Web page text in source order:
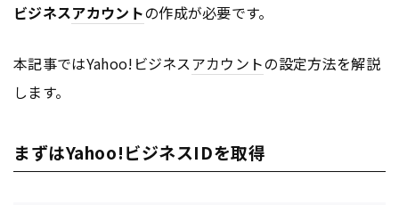
ビジネスアカウントの作成が必要です。
本記事ではYahoo!ビジネスアカウントの設定方法を解説
します。
まずはYahoo!ビジネスIDを取得